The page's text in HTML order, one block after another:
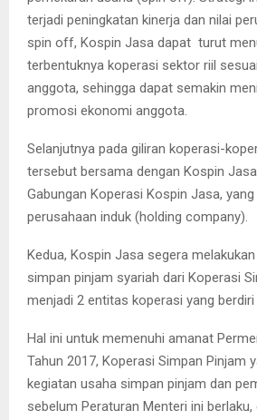
terjadi peningkatan kinerja dan nilai
spin off, Kospin Jasa dapat turut
terbentuknya koperasi sektor riil
anggota, sehingga dapat semakin
promosi ekonomi anggota.
Selanjutnya pada giliran koperasi-
tersebut bersama dengan Kospin
Gabungan Koperasi Kospin Jasa,
perusahaan induk (holding company).
Kedua, Kospin Jasa segera
simpan pinjam syariah dari Koperasi
menjadi 2 entitas koperasi yang berdiri
Hal ini untuk memenuhi amanat
Tahun 2017, Koperasi Simpan Pinjam
kegiatan usaha simpan pinjam dan
sebelum Peraturan Menteri ini berlaku,